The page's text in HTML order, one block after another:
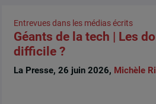
Entrevues dans les médias écrits
Géants de la tech | Les
difficile ?
La Presse, 26 juin 2026, Michèle